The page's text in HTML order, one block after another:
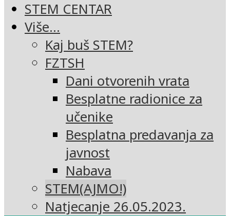
STEM CENTAR
Više…
Kaj buš STEM?
FZTSH
Dani otvorenih vrata
Besplatne radionice za
učenike
Besplatna predavanja za
javnost
Nabava
STEM(AJMO!)
Natjecanje 26.05.2023.